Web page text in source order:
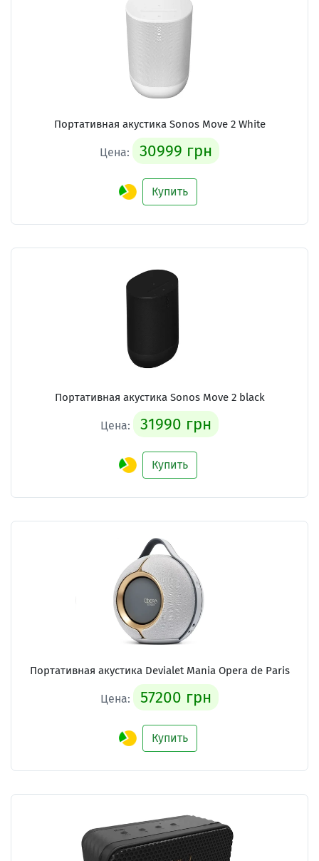
Портативная акустика Sonos Move 2 White
Цена: 30999 грн
Купить
Портативная акустика Sonos Move 2 black
Цена: 31990 грн
Купить
Портативная акустика Devialet Mania Opera de Paris
Цена: 57200 грн
Купить